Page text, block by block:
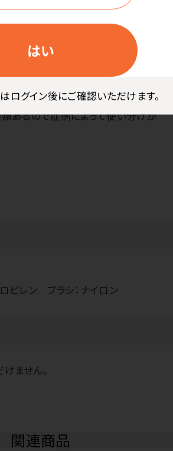
はい
はログイン後にご確認いただけます。
。曲げた角度もしっかり固定される
行えます。
あるので症例によって使い分けが
ピレン ブラシ：ナイロン
ません。
関連商品